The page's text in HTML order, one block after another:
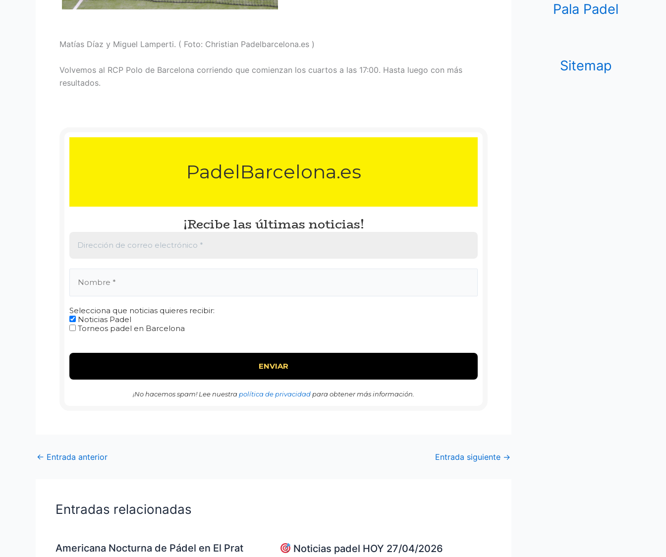
Matías Díaz y Miguel Lamperti. ( Foto: Christian Padelbarcelona.es )
Volvemos al RCP Polo de Barcelona corriendo que comienzan los cuartos a las 17:00. Hasta luego con más
resultados.
PadelBarcelona.es
¡Recibe las últimas noticias!
Selecciona que noticias quieres recibir:
Noticias Padel
Torneos padel en Barcelona
¡No hacemos spam! Lee nuestra política de privacidad para obtener más información.
← Entrada anterior Entrada siguiente →
Entradas relacionadas
Americana Nocturna de Pádel en El Prat Noticias padel HOY 27/04/2026
Pala Padel
Sitemap